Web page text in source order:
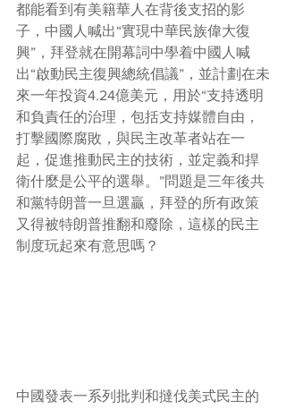
都能看到有美籍華人在背後支招的影
子，中國人喊出“實現中華民族偉大復
興”，拜登就在開幕詞中學着中國人喊
出“啟動民主復興總統倡議”，並計劃在未
來一年投資4.24億美元，用於“支持透明
和負責任的治理，包括支持媒體自由，
打擊國際腐敗，與民主改革者站在一
起，促進推動民主的技術，並定義和捍
衛什麼是公平的選舉。”問題是三年後共
和黨特朗普一旦選贏，拜登的所有政策
又得被特朗普推翻和廢除，這樣的民主
制度玩起來有意思嗎？
中國發表一系列批判和撻伐美式民主的